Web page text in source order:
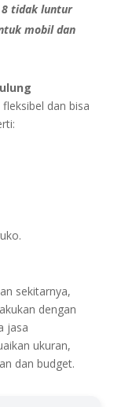
8 tidak luntur
mobil dan
dan bisa
sekitarnya,
dengan
jasa
ukuran,
dan budget.